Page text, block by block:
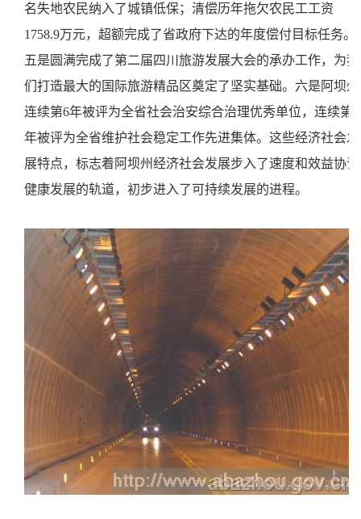
名失地农民纳入了城镇低保；清偿历年拖欠农民工工资
1758.9万元，超额完成了省政府下达的年度偿付目标任务。
五是圆满完成了第二届四川旅游发展大会的承办工作，为我
们打造最大的国际旅游精品区奠定了坚实基础。六是阿坝州
连续第6年被评为全省社会治安综合治理优秀单位，连续第3
年被评为全省维护社会稳定工作先进集体。这些经济社会发
展特点，标志着阿坝州经济社会发展步入了速度和效益协调
健康发展的轨道，初步进入了可持续发展的进程。